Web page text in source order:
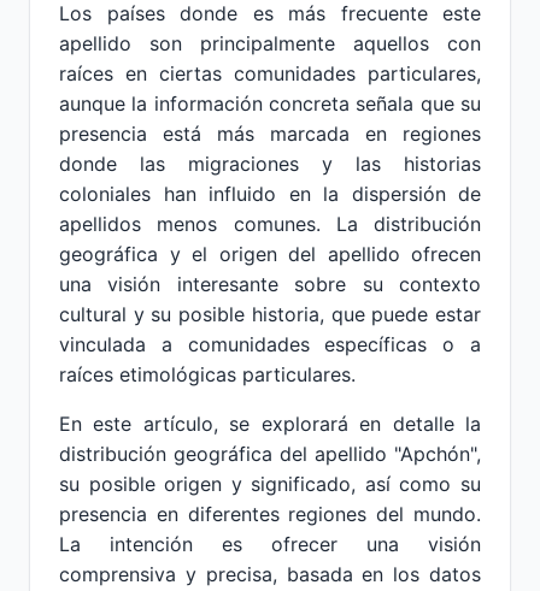
Los países donde es más frecuente este
apellido son principalmente aquellos con
raíces en ciertas comunidades particulares,
aunque la información concreta señala que su
presencia está más marcada en regiones
donde las migraciones y las historias
coloniales han influido en la dispersión de
apellidos menos comunes. La distribución
geográfica y el origen del apellido ofrecen
una visión interesante sobre su contexto
cultural y su posible historia, que puede estar
vinculada a comunidades específicas o a
raíces etimológicas particulares.
En este artículo, se explorará en detalle la
distribución geográfica del apellido "Apchón",
su posible origen y significado, así como su
presencia en diferentes regiones del mundo.
La intención es ofrecer una visión
comprensiva y precisa, basada en los datos